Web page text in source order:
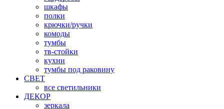
шкафы
полки
крючки/ручки
комоды
тумбы
тв-стойки
кухни
тумбы под раковину
СВЕТ
все светильники
ДЕКОР
зеркала